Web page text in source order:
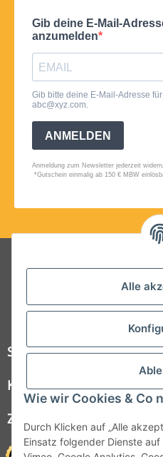
Alle
Wie wir Cookies & Co
Durch Klicken auf „Alle
Einsatz folgender Dienste auf
Folgt uns auf
Steelboxx
Kundenservice
Zahlungsmöglichkeiten